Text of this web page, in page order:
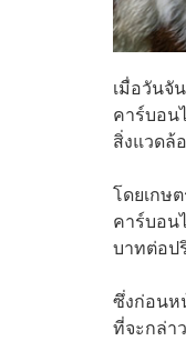
เมื่อวันจั
คาร์บอน
สิ่งแวดล้
โดยเกษ
คาร์บอน
บาทต่อป
ซึ่งก่อนห
ที่จะกล่า